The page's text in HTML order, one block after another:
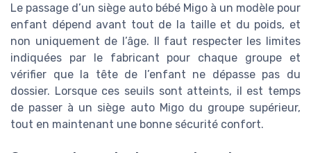
Le passage d’un siège auto bébé Migo à un modèle pour
enfant dépend avant tout de la taille et du poids, et
non uniquement de l’âge. Il faut respecter les limites
indiquées par le fabricant pour chaque groupe et
vérifier que la tête de l’enfant ne dépasse pas du
dossier. Lorsque ces seuils sont atteints, il est temps
de passer à un siège auto Migo du groupe supérieur,
tout en maintenant une bonne sécurité confort.